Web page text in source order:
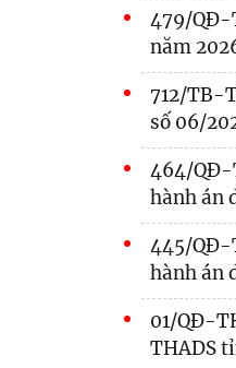
479/QĐ-
năm
712/TB-
số 06/
464/QĐ-
hành án
445/QĐ-
hành án
01/QĐ-
THADS